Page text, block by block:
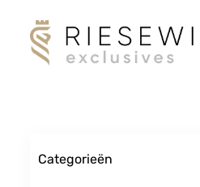
Categorieën